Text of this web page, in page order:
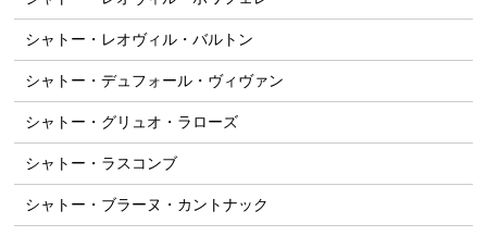
シャトー・レオヴィル・バルトン
シャトー・デュフォール・ヴィヴァン
シャトー・グリュオ・ラローズ
シャトー・ラスコンブ
シャトー・ブラーヌ・カントナック